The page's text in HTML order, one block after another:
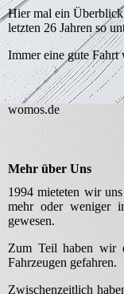
Hier mal ein
letzten 26 Jahren so
Immer eine gute Fahrt
womos.de
Mehr über Uns
1994 mieteten wir
mehr oder weniger
gewesen.
Zum Teil haben wir
Fahrzeugen gefahren.
Zwischenzeitlich